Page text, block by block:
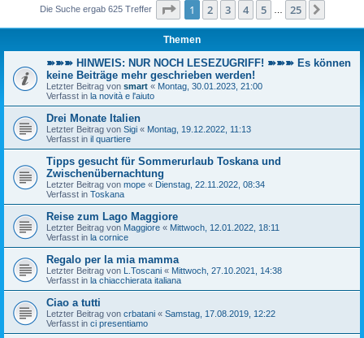
Die Suche ergab 625 Treffer Seite 1von 25
1 2 3 4 5 25
Themen
➽➽➽ HINWEIS: NUR NOCH LESEZUGRIFF! ➽➽➽ Es können
keine Beiträge mehr geschrieben werden!
Letzter Beitrag von smart « Montag, 30.01.2023, 21:00
Verfasst in la novità e l'aiuto
Drei Monate Italien
Letzter Beitrag von Sigi « Montag, 19.12.2022, 11:13
Verfasst in il quartiere
Tipps gesucht für Sommerurlaub Toskana und
Zwischenübernachtung
Letzter Beitrag von mope « Dienstag, 22.11.2022, 08:34
Verfasst in Toskana
Reise zum Lago Maggiore
Letzter Beitrag von Maggiore « Mittwoch, 12.01.2022, 18:11
Verfasst in la cornice
Regalo per la mia mamma
Letzter Beitrag von L.Toscani « Mittwoch, 27.10.2021, 14:38
Verfasst in la chiacchierata italiana
Ciao a tutti
Letzter Beitrag von crbatani « Samstag, 17.08.2019, 12:22
Verfasst in ci presentiamo